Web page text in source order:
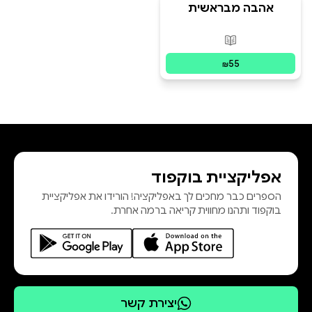
אהבה מבראשית
פורמטים זמינים
₪55
אפליקציית בוקפוד
הספרים כבר מחכים לך באפליקציה! הורידו את אפליקציית
בוקפוד ותהנו מחווית קריאה ברמה אחרת.
יצירת קשר